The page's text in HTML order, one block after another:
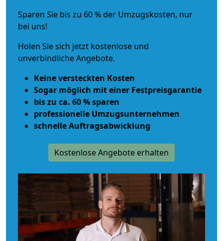
Sparen Sie bis zu 60 % der Umzugskosten, nur
bei uns!
Holen Sie sich jetzt kostenlose und
unverbindliche Angebote.
Keine versteckten Kosten
Sogar möglich mit einer Festpreisgarantie
bis zu ca. 60 % sparen
professionelle Umzugsunternehmen
schnelle Auftragsabwicklung
Kostenlose Angebote erhalten